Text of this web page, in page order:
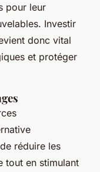
pour leur
Investir
donc vital
et protéger
réduire les
tout en stimulant